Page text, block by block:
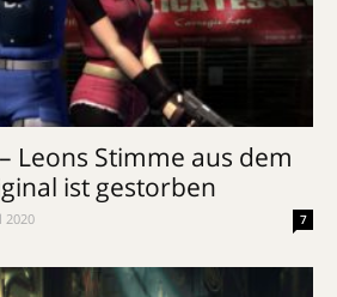
Leons Stimme aus dem
ist gestorben
2020 7